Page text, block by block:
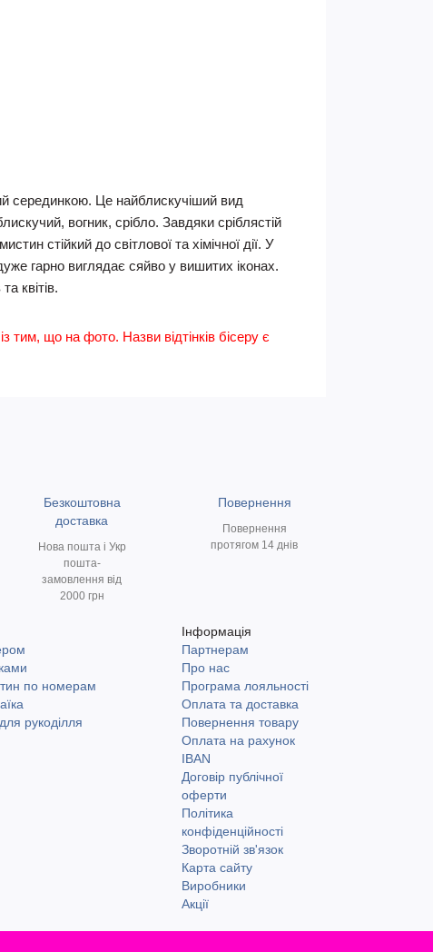
серединкою. Це найблискучіший вид
вогник, срібло. Завдяки сріблястій
стійкий до світлової та хімічної дії. У
гарно виглядає сяйво у вишитих іконах.
квітів.
тим, що на фото. Назви відтінків бісеру є
Безкоштовна
доставка
Нова пошта і Укр
пошта-
замовлення від
2000 грн
Повернення
Повернення
протягом 14 днів
по номерам
рукоділля
Інформація
Партнерам
Про нас
Програма лояльності
Оплата та доставка
Повернення товару
Оплата на рахунок
IBAN
Договір публічної
оферти
Політика
конфіденційності
Зворотній зв'язок
Карта сайту
Виробники
Акції